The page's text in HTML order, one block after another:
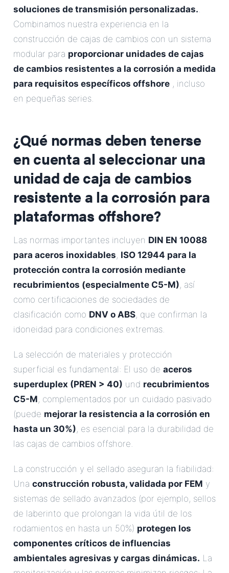
soluciones de transmisión personalizadas..
Combinamos nuestra experiencia en la
construcción de cajas de cambios con un sistema
modular para proporcionar unidades de cajas
de cambios resistentes a la corrosión a medida
para requisitos específicos offshore , incluso
en pequeñas series.
¿Qué normas deben tenerse
en cuenta al seleccionar una
unidad de caja de cambios
resistente a la corrosión para
plataformas offshore?
Las normas importantes incluyen DIN EN 10088
para aceros inoxidables, ISO 12944 para la
protección contra la corrosión mediante
recubrimientos (especialmente C5-M), así
como certificaciones de sociedades de
clasificación como DNV o ABS, que confirman la
idoneidad para condiciones extremas.
La selección de materiales y protección
superficial es fundamental: El uso de aceros
superduplex (PREN > 40) und recubrimientos
C5-M, complementados por un cuidado pasivado
(puede mejorar la resistencia a la corrosión en
hasta un 30%), es esencial para la durabilidad de
las cajas de cambios offshore.
La construcción y el sellado aseguran la fiabilidad:
Una construcción robusta, validada por FEM y
sistemas de sellado avanzados (por ejemplo, sellos
de laberinto que prolongan la vida útil de los
rodamientos en hasta un 50%) protegen los
componentes críticos de influencias
ambientales agresivas y cargas dinámicas. La